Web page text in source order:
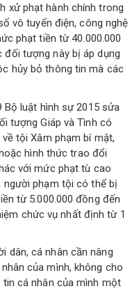
xử phạt hành chính trong
vô tuyến điện, công nghệ
phạt tiền từ 40.000.000
đối tượng này bị áp dụng
hủy bỏ thông tin mà các
Bộ luật hình sự 2015 sửa
tượng Giáp và Tình có
tội Xâm phạm bí mật,
hình thức trao đổi
với mức phạt tù cao
người phạm tội có thể bị
từ 5.000.000 đồng đến
chức vụ nhất định từ 1
dân, cá nhân cần nâng
của mình, không cho
cá nhân của mình một